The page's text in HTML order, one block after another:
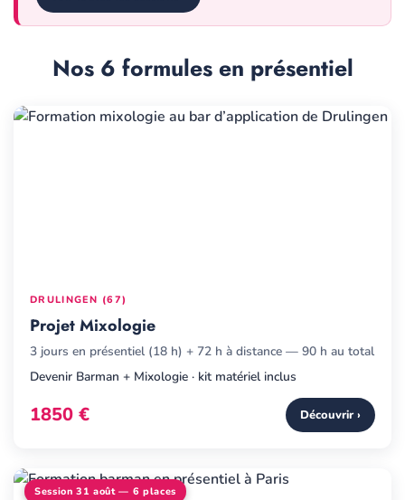
Nos 6 formules en présentiel
DRULINGEN (67)
Projet Mixologie
3 jours en présentiel (18 h) + 72 h à distance — 90 h au total
Devenir Barman + Mixologie · kit matériel inclus
1850 € Découvrir ›
Session 31 août — 6 places